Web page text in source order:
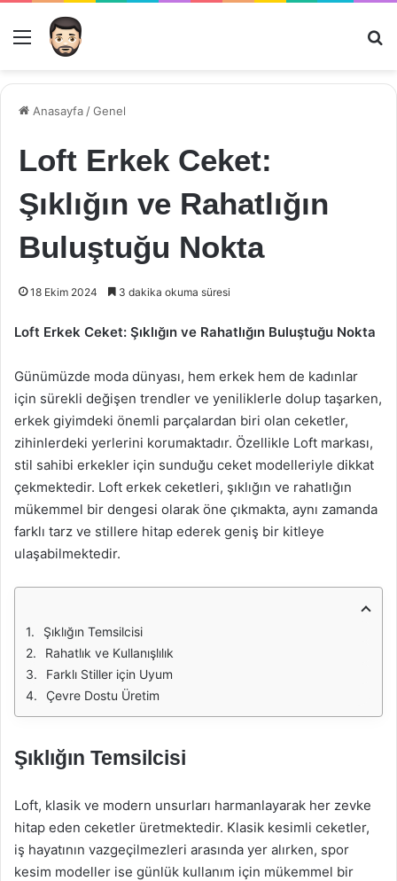
Menü
Anasayfa /Genel
Loft Erkek Ceket:
Şıklığın ve Rahatlığın
Buluştuğu Nokta
18 Ekim 2024 3 dakika okuma süresi
Loft Erkek Ceket: Şıklığın ve Rahatlığın Buluştuğu Nokta
Günümüzde moda dünyası, hem erkek hem de kadınlar
için sürekli değişen trendler ve yeniliklerle dolup taşarken,
erkek giyimdeki önemli parçalardan biri olan ceketler,
zihinlerdeki yerlerini korumaktadır. Özellikle Loft markası,
stil sahibi erkekler için sunduğu ceket modelleriyle dikkat
çekmektedir. Loft erkek ceketleri, şıklığın ve rahatlığın
mükemmel bir dengesi olarak öne çıkmakta, aynı zamanda
farklı tarz ve stillere hitap ederek geniş bir kitleye
ulaşabilmektedir.
Şıklığın Temsilcisi
Rahatlık ve Kullanışlılık
Farklı Stiller için Uyum
Çevre Dostu Üretim
Şıklığın Temsilcisi
Loft, klasik ve modern unsurları harmanlayarak her zevke
hitap eden ceketler üretmektedir. Klasik kesimli ceketler,
iş hayatının vazgeçilmezleri arasında yer alırken, spor
kesim modeller ise günlük kullanım için mükemmel bir